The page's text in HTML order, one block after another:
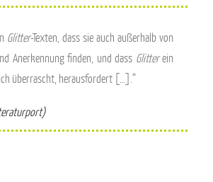
Glitter-Texten, dass sie auch außerhalb von
Anerkennung finden, und dass Glitterein
überrascht, herausfordert […].“